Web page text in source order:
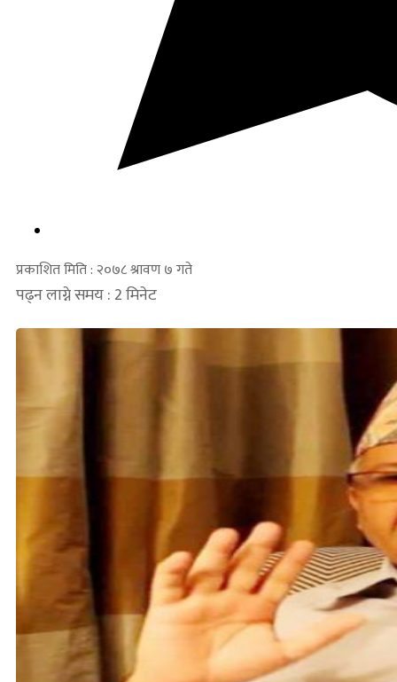
प्रकाशित मिति : २०७८ श्रावण ७ गते
पढ्न लाग्ने समय : 2 मिनेट